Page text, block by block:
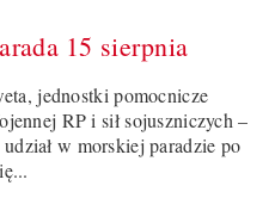
15 sierpnia
jednostki pomocnicze
RP i sił sojuszniczych –
w morskiej paradzie po